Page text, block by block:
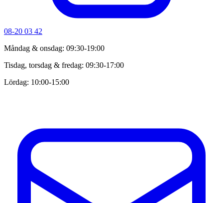
08-20 03 42
Måndag & onsdag: 09:30-19:00
Tisdag, torsdag & fredag: 09:30-17:00
Lördag: 10:00-15:00